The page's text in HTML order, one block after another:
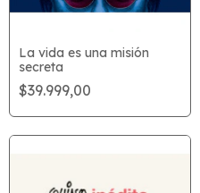
La vida es una misión
secreta
$39.999,00